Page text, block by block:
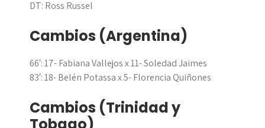
DT: Ross Russel
Cambios (Argentina)
66′: 17- Fabiana Vallejos x 11- Soledad Jaimes
83′: 18- Belén Potassa x 5- Florencia Quiñones
Cambios (Trinidad y